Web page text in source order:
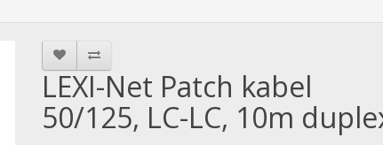
LEXI-Net Patch kabel
50/125, LC-LC, 10m